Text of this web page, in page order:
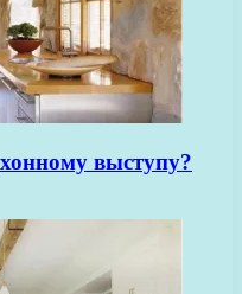
выступу?